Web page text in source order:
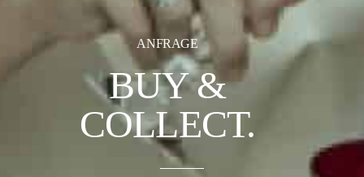
ANFRAGE
BUY &
COLLECT.